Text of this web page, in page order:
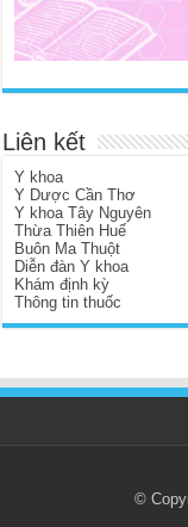
Liên kết
Y khoa
Y Dược Cần Thơ
Y khoa Tây Nguyên
Thừa Thiên Huế
Buôn Ma Thuột
Diễn đàn Y khoa
Khám định kỳ
Thông tin thuốc
©